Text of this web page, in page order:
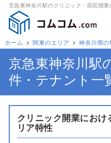
京急東神奈川駅のクリニック・医院開
ホーム 関東のエリア 神奈川県の
京急東神奈川駅
件・テナント一
クリニック開業におけ
リア特性